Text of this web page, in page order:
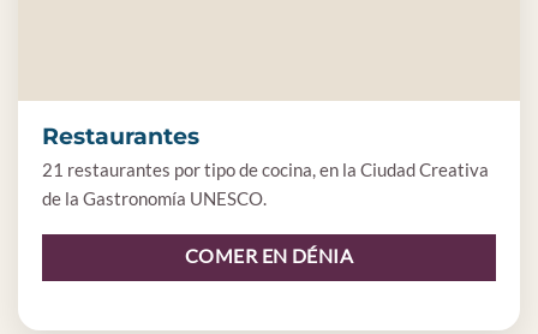
Restaurantes
21 restaurantes por tipo de cocina, en la Ciudad Creativa
de la Gastronomía UNESCO.
COMER EN DÉNIA